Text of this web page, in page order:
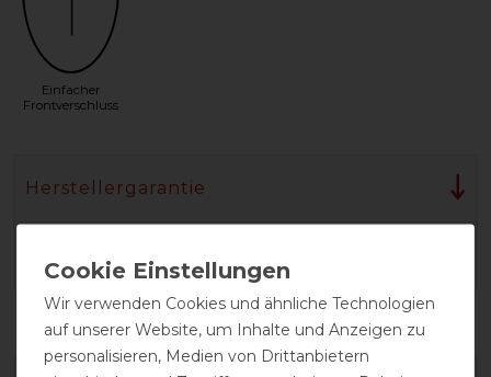
Einfacher
Frontverschluss
Herstellergarantie
Wir verwenden Cookies und ähnliche Technologien
auf unserer Website, um Inhalte und Anzeigen zu
personalisieren, Medien von Drittanbietern